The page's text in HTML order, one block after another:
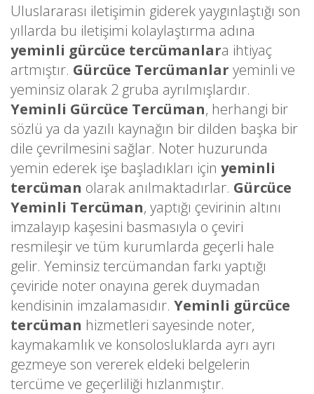
Uluslararası iletişimin giderek yaygınlaştığı son
yıllarda bu iletişimi kolaylaştırma adına
yeminli gürcüce tercümanlara ihtiyaç
artmıştır. Gürcüce Tercümanlar yeminli ve
yeminsiz olarak 2 gruba ayrılmışlardır.
Yeminli Gürcüce Tercüman, herhangi bir
sözlü ya da yazılı kaynağın bir dilden başka bir
dile çevrilmesini sağlar. Noter huzurunda
yemin ederek işe başladıkları için yeminli
tercüman olarak anılmaktadırlar. Gürcüce
Yeminli Tercüman, yaptığı çevirinin altını
imzalayıp kaşesini basmasıyla o çeviri
resmileşir ve tüm kurumlarda geçerli hale
gelir. Yeminsiz tercümandan farkı yaptığı
çeviride noter onayına gerek duymadan
kendisinin imzalamasıdır. Yeminli gürcüce
tercüman hizmetleri sayesinde noter,
kaymakamlık ve konsolosluklarda ayrı ayrı
gezmeye son vererek eldeki belgelerin
tercüme ve geçerliliği hızlanmıştır.